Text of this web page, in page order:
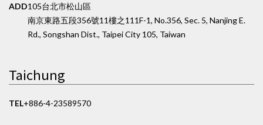
ADD105台北市松山區
南京東路五段356號11樓之1 11F-1, No.356, Sec. 5, Nanjing E.
Rd., Songshan Dist., Taipei City 105, Taiwan
Taichung
TEL+886-4-23589570